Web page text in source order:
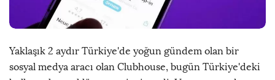
Yaklaşık 2 aydır Türkiye'de yoğun gündem olan bir
sosyal medya aracı olan Clubhouse, bugün Türkiye'deki